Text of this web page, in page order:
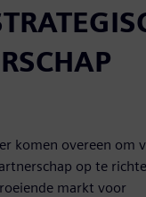
komen overeen om
op te
markt voor